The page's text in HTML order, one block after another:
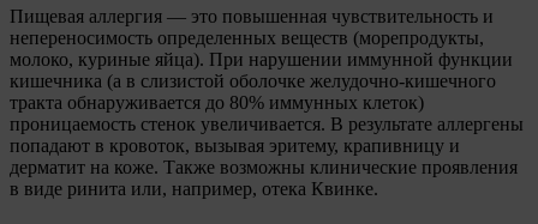
Пищевая аллергия — это повышенная чувствительность и
непереносимость определенных веществ (морепродукты,
молоко, куриные яйца). При нарушении иммунной функции
кишечника (а в слизистой оболочке желудочно-кишечного
тракта обнаруживается до 80% иммунных клеток)
проницаемость стенок увеличивается. В результате аллергены
попадают в кровоток, вызывая эритему, крапивницу и
дерматит на коже. Также возможны клинические проявления
в виде ринита или, например, отека Квинке.